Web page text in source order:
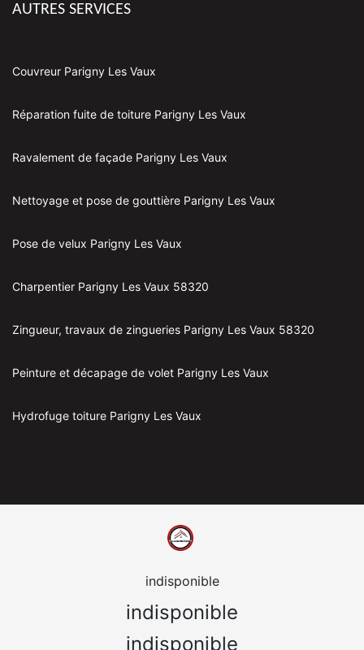
AUTRES SERVICES
Couvreur Parigny Les Vaux
Réparation fuite de toiture Parigny Les Vaux
Ravalement de façade Parigny Les Vaux
Nettoyage et pose de gouttière Parigny Les Vaux
Pose de velux Parigny Les Vaux
Charpentier Parigny Les Vaux 58320
Zingueur, travaux de zingueries Parigny Les Vaux 58320
Peinture et décapage de volet Parigny Les Vaux
Hydrofuge toiture Parigny Les Vaux
indisponible
indisponible
indisponible